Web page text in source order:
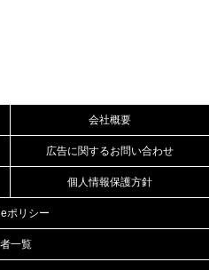
会社概要
広告に関するお問い合わせ
個人情報保護方針
ポリシー
一覧